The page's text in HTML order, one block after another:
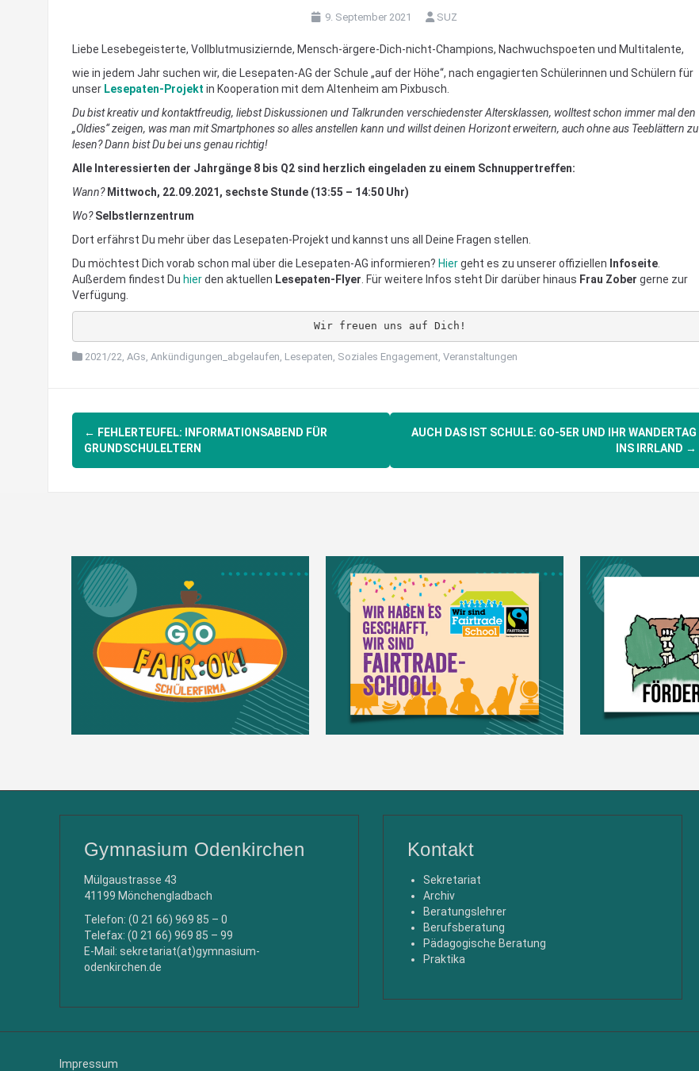
9. September 2021 SUZ
Liebe Lesebegeisterte, Vollblutmusiziernde, Mensch-ärgere-Dich-nicht-Champions, Nachwuchspoeten und Multitalente,
wie in jedem Jahr suchen wir, die Lesepaten-AG der Schule „auf der Höhe“, nach engagierten Schülerinnen und Schülern für
unserLesepaten-Projekt in Kooperation mit dem Altenheim am Pixbusch.
Du bist kreativ und kontaktfreudig, liebst Diskussionen und Talkrunden verschiedenster Altersklassen, wolltest schon immer mal den
„Oldies“ zeigen, was man mit Smartphones so alles anstellen kann und willst deinen Horizont erweitern, auch ohne aus Teeblättern zu
lesen? Dann bist Du bei uns genau richtig!
Alle Interessierten der Jahrgänge 8 bis Q2 sind herzlich eingeladen zu einem Schnuppertreffen:
Wann? Mittwoch, 22.09.2021, sechste Stunde (13:55 – 14:50 Uhr)
Wo? Selbstlernzentrum
Dort erfährst Du mehr über das Lesepaten-Projekt und kannst uns all Deine Fragen stellen.
Du möchtest Dich vorab schon mal über die Lesepaten-AG informieren? Hiergeht es zu unserer offiziellen Infoseite.
Außerdem findest Du hierden aktuellen Lesepaten-Flyer . Für weitere Infos steht Dir darüber hinaus Frau Zober gerne zur
Verfügung.
Wir freuen uns auf Dich!
2021/22 AGs Ankündigungen_abgelaufen Lesepaten Soziales Engagement, Veranstaltungen
Post
navigation
← FEHLERTEUFEL: INFORMATIONSABEND FÜR
GRUNDSCHULELTERN
AUCH DAS IST SCHULE: GO-5ER UND IHR WANDERTAG
INS IRRLAND →
Gymnasium Odenkirchen
Mülgaustrasse 43
41199 Mönchengladbach
Telefon: (0 21 66) 969 85 – 0
Telefax: (0 21 66) 969 85 – 99
E-Mail: sekretariat(at)gymnasium-
odenkirchen.de
Kontakt
Sekretariat
Archiv
Beratungslehrer
Berufsberatung
Pädagogische Beratung
Praktika
Impressum